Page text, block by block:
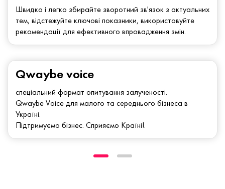
Qwaybe voice
спеціальний формат опитування залученості.
Qwaybe Voice для малого та середнього бізнеса в
Україні.
Підтримуємо бізнес. Сприяємо Країні!.
Швидко і легко збирайте зворотний зв'язок з актуальних
тем, відстежуйте ключові показники, використовуйте
рекомендації для ефективного впровадження змін.